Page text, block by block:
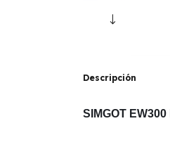
Descripción
SIMGOT EW300